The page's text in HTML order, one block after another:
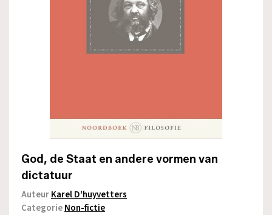
God, de Staat en andere vormen van
dictatuur
AuteurKarel D'huyvetters
CategorieNon-fictie